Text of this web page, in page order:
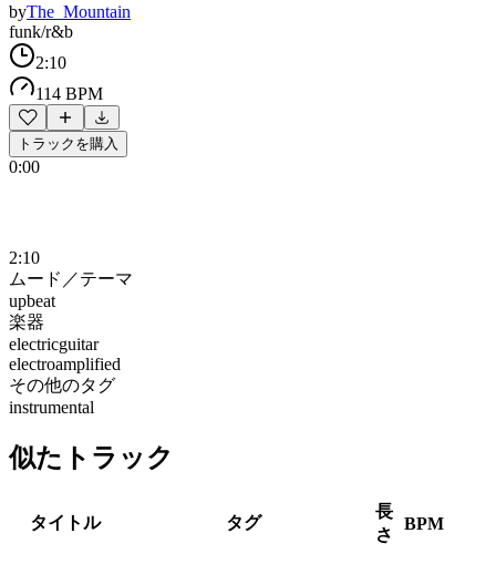
byThe_Mountain
funk/r&b
2:10
114 BPM
トラックを購入
0:00
2:10
ムード／テーマ
upbeat
楽器
electricguitar
electroamplified
その他のタグ
instrumental
似たトラック
タイトル タグ
長
さ
BPM